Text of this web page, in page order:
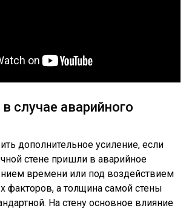
случае аварийного
дополнительное усиление, если
стене пришли в аварийное
времени или под воздействием
факторов, а толщина самой стены
На стену основное влияние